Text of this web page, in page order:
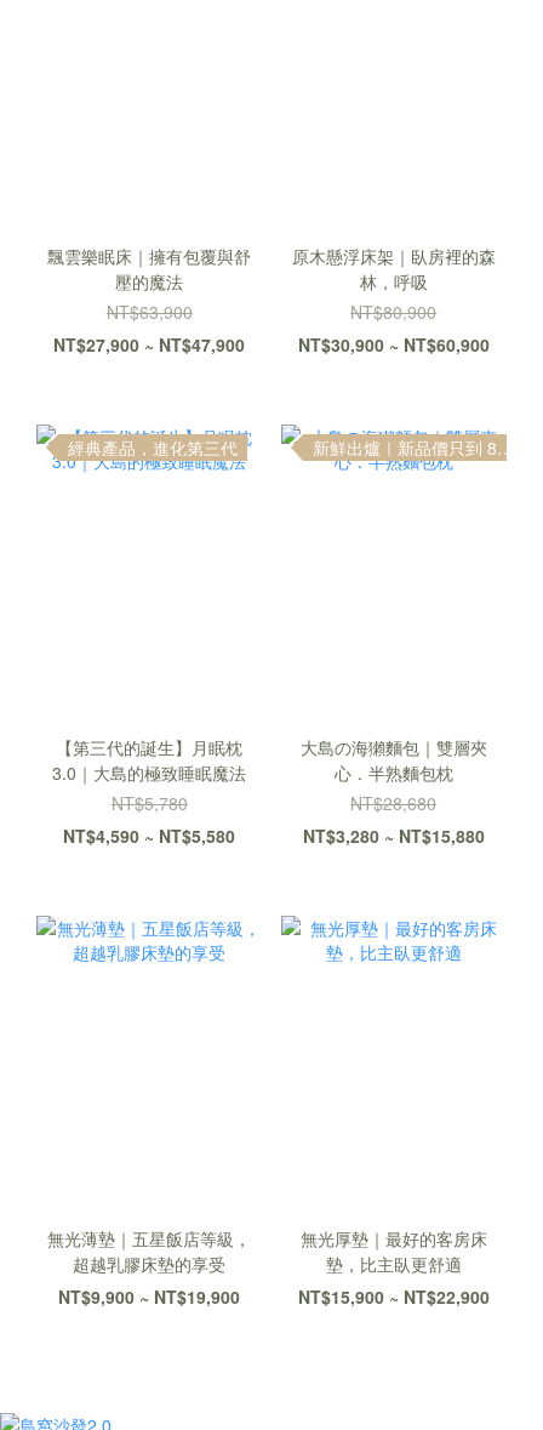
飄雲樂眠床｜擁有包覆與舒
壓的魔法
NT$63,900
NT$27,900 ~ NT$47,900
原木懸浮床架｜臥房裡的森
林，呼吸
NT$80,900
NT$30,900 ~ NT$60,900
經典產品，進化第三代
【第三代的誕生】月眠枕
3.0｜大島的極致睡眠魔法
NT$5,780
NT$4,590 ~ NT$5,580
新鮮出爐｜新品價只到 8 / 10
大島の海獺麵包｜雙層夾
心．半熟麵包枕
NT$28,680
NT$3,280 ~ NT$15,880
無光薄墊｜五星飯店等級，
超越乳膠床墊的享受
NT$9,900 ~ NT$19,900
無光厚墊｜最好的客房床
墊，比主臥更舒適
NT$15,900 ~ NT$22,900